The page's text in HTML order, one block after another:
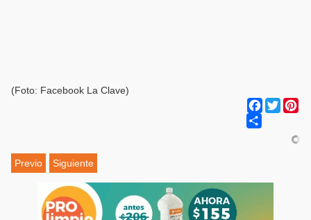
(Foto: Facebook La Clave)
Facebook
Twitter
Previo Siguiente